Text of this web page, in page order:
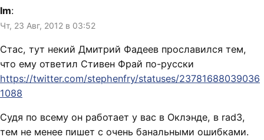
lm:
Чт, 23 Авг, 2012 в 03:52
Стас, тут некий Дмитрий Фадеев прославился тем,
что ему ответил Стивен Фрай по-русски
https://twitter.com/stephenfry/statuses/23781688039036
1088
Cудя по всему он работает у вас в Оклэнде, в rad3,
тем не менее пишет с очень банальными ошибками.